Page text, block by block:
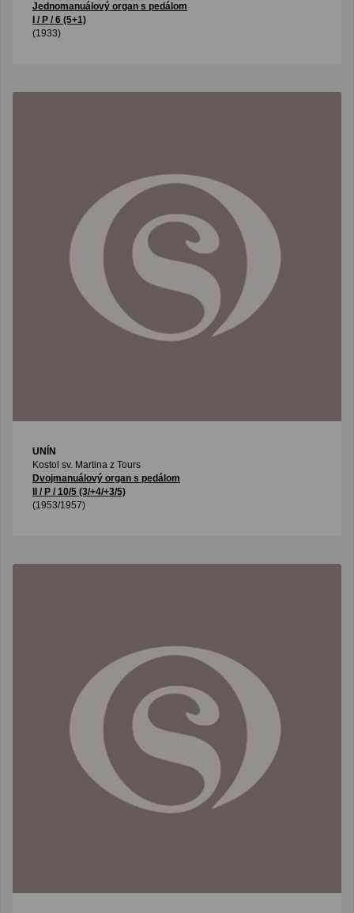
Jednomanuálový organ s pedálom
I / P / 6 (5+1)
(1933)
UNÍN
Kostol sv. Martina z Tours
Dvojmanuálový organ s pedálom
II / P / 10/5 (3/+4/+3/5)
(1953/1957)